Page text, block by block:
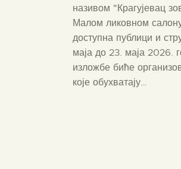
називом "Крагујевац
Малом ликовном
доступна публици и
маја до 23. маја 2026.
изложбе биће
које обухватају…